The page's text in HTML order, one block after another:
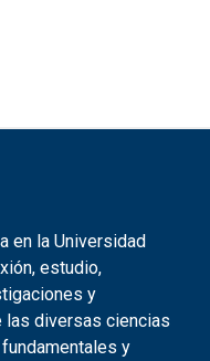
en la Universidad
estudio,
y
las diversas ciencias
y